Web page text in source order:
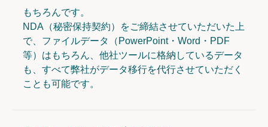
もちろんです。
NDA（秘密保持契約）をご締結させていただいた上
で、ファイルデータ（PowerPoint・Word・PDF
等）はもちろん、他社ツールに格納しているデータ
も、すべて弊社がデータ移行を代行させていただく
ことも可能です。